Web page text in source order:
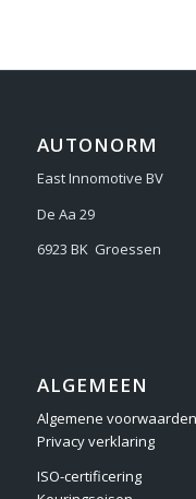
AUTONORM
East Innomotive BV
De Aa 29
6923 BK Groessen
ALGEMEEN
Algemene voorwaarden
Privacy verklaring
ISO-certificering